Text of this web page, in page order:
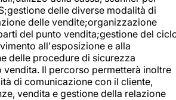
delle diverse modalità di
delle vendite;organizzazione
del punto vendita;gestione del
all'esposizione e alla
delle procedure di sicurezza
Il percorso permetterà inoltre
di comunicazione con il cliente,
vendita e gestione della relazione